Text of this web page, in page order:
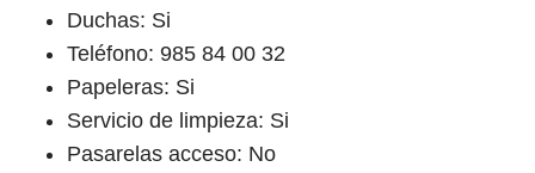
Duchas: Si
Teléfono: 985 84 00 32
Papeleras: Si
Servicio de limpieza: Si
Pasarelas acceso: No